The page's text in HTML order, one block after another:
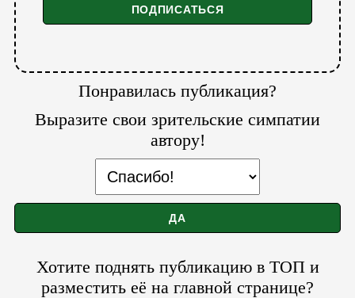
Понравилась публикация?
Выразите свои зрительские симпатии
автору!
Хотите поднять публикацию в ТОП и
разместить её на главной странице?